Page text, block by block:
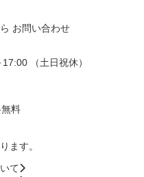
お問い合わせ
（土日祝休）
料
ます。
て